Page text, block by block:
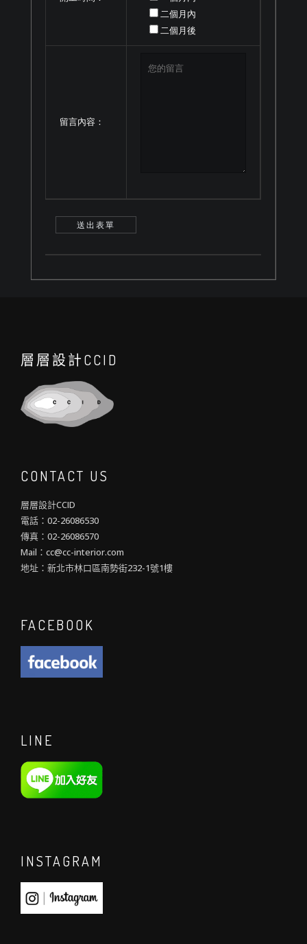
二個月內
二個月後
留言內容：
層層設計CCID
CONTACT US
層層設計CCID
電話：02-26086530
傳真：02-26086570
Mail：cc@cc-interior.com
地址：新北市林口區南勢街232-1號1樓
FACEBOOK
LINE
INSTAGRAM